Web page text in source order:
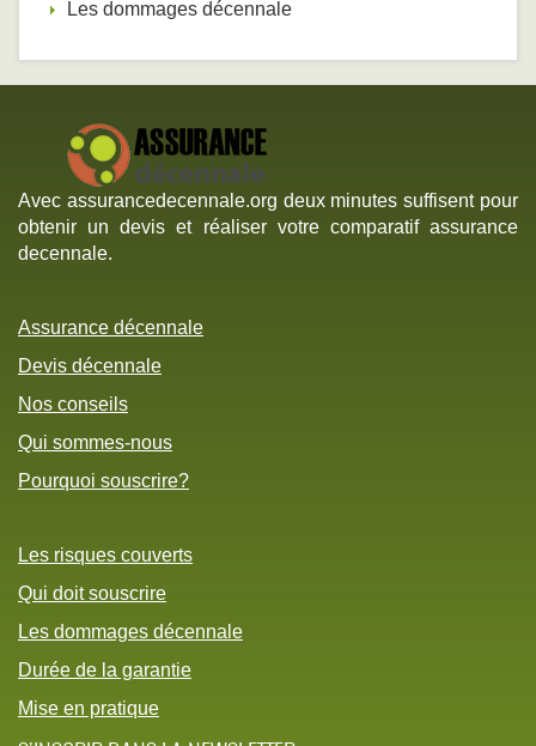
Les dommages décennale
Avec assurancedecennale.org deux minutes suffisent pour
obtenir un devis et réaliser votre comparatif assurance
decennale.
Assurance décennale
Devis décennale
Nos conseils
Qui sommes-nous
Pourquoi souscrire?
Les risques couverts
Qui doit souscrire
Les dommages décennale
Durée de la garantie
Mise en pratique